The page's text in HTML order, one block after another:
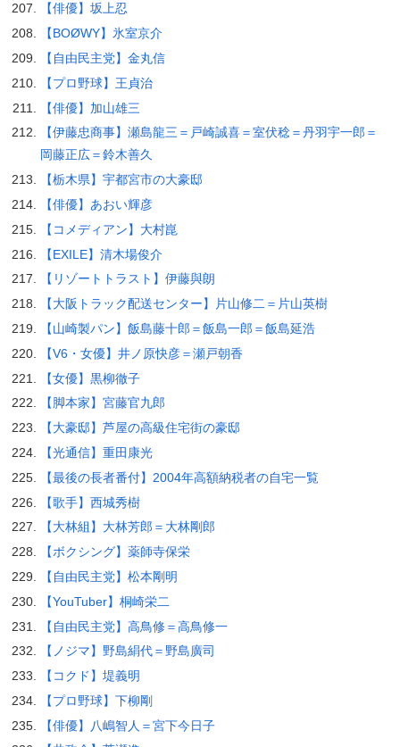
【俳優】坂上忍
【BOØWY】氷室京介
【自由民主党】金丸信
【プロ野球】王貞治
【俳優】加山雄三
【伊藤忠商事】瀬島龍三＝戸崎誠喜＝室伏稔＝丹羽宇一郎＝
岡藤正広＝鈴木善久
【栃木県】宇都宮市の大豪邸
【俳優】あおい輝彦
【コメディアン】大村崑
【EXILE】清木場俊介
【リゾートトラスト】伊藤與朗
【大阪トラック配送センター】片山修二＝片山英樹
【山崎製パン】飯島藤十郎＝飯島一郎＝飯島延浩
【V6・女優】井ノ原快彦＝瀬戸朝香
【女優】黒柳徹子
【脚本家】宮藤官九郎
【大豪邸】芦屋の高級住宅街の豪邸
【光通信】重田康光
【最後の長者番付】2004年高額納税者の自宅一覧
【歌手】西城秀樹
【大林組】大林芳郎＝大林剛郎
【ボクシング】薬師寺保栄
【自由民主党】松本剛明
【YouTuber】桐崎栄二
【自由民主党】高鳥修＝高鳥修一
【ノジマ】野島絹代＝野島廣司
【コクド】堤義明
【プロ野球】下柳剛
【俳優】八嶋智人＝宮下今日子